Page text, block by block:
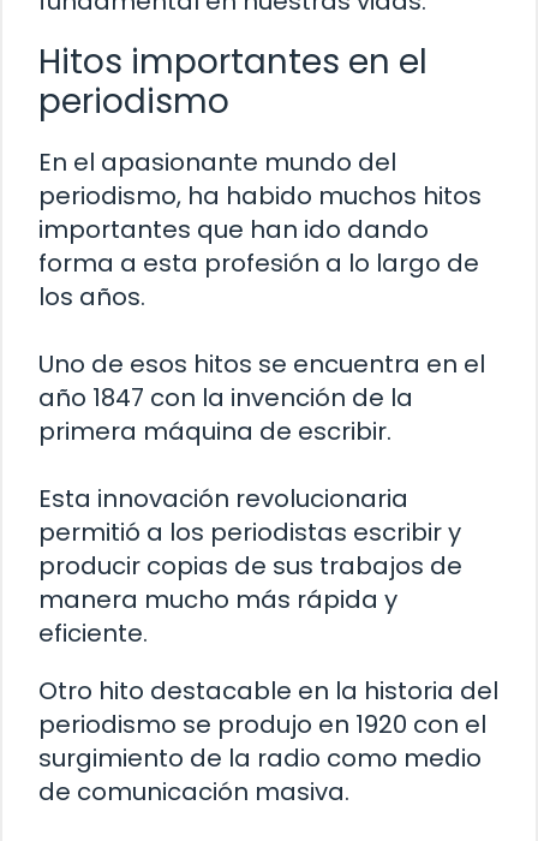
Hitos importantes en el
periodismo
En el apasionante mundo del
periodismo, ha habido muchos hitos
importantes que han ido dando
forma a esta profesión a lo largo de
los años.
Uno de esos hitos se encuentra en el
año 1847 con la invención de la
primera máquina de escribir.
Esta innovación revolucionaria
permitió a los periodistas escribir y
producir copias de sus trabajos de
manera mucho más rápida y
eficiente.
Otro hito destacable en la historia del
periodismo se produjo en 1920 con el
surgimiento de la radio como medio
de comunicación masiva.